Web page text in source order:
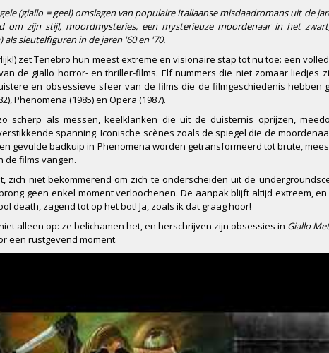
(giallo = geel) omslagen van populaire Italiaanse misdaadromans uit de
zijn stijl, moordmysteries, een mysterieuze moordenaar in het
sleutelfiguren in de jaren '60 en '70.
zet Tenebro hun meest extreme en visionaire stap tot nu toe: een
de giallo horror- en thriller-films. Elf nummers die niet zomaar liedjes
en obsessieve sfeer van de films die de filmgeschiedenis hebben
Phenomena (1985) en Opera (1987).
scherp als messen, keelklanken die uit de duisternis oprijzen,
spanning. Iconische scènes zoals de spiegel die de
gevulde badkuip in Phenomena worden getransformeerd tot brute,
de films vangen.
zich niet bekommerend om zich te onderscheiden uit de
geen enkel moment verloochenen. De aanpak blijft altijd extreem,
death, zagend tot op het bot! Ja, zoals ik dat graag hoor!
alleen op: ze belichamen het, en herschrijven zijn obsessies in Giallo
een rustgevend moment.